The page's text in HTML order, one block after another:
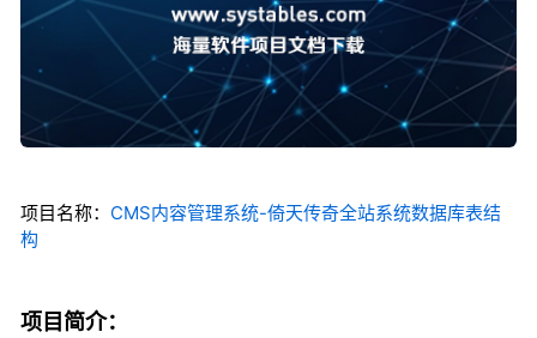
项目名称： CMS内容管理系统-倚天传奇全站系统数据库表结
构
项目简介：